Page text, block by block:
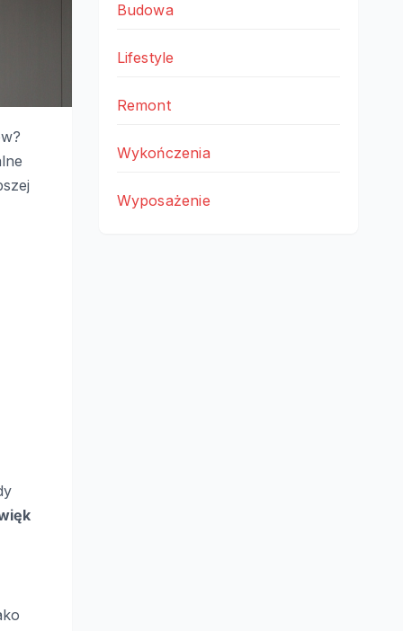
Budowa
Lifestyle
Remont
Wykończenia
Wyposażenie